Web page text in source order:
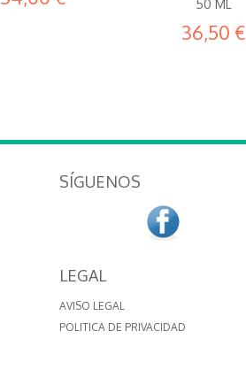
50 ML
36,50 €
SÍGUENOS
LEGAL
AVISO LEGAL
POLITICA DE PRIVACIDAD